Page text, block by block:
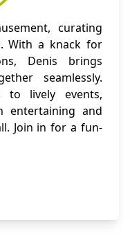
curating
With a knack for
Denis brings
seamlessly.
to lively events,
entertaining and
Join in for a fun-